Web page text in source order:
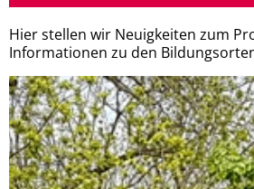
Hier stellen wir Neuigkeiten zum
Informationen zu den